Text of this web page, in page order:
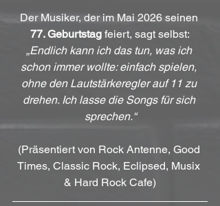
Der Musiker, der im Mai 2026 seinen
77. Geburtstag feiert, sagt selbst:
„Endlich kann ich das tun, was ich
schon immer wollte: einfach spielen,
ohne den Lautstärkeregler auf 11 zu
drehen. Ich lasse die Songs für sich
sprechen.“
(Präsentiert von Rock Antenne, Good
Times, Classic Rock, Eclipsed, Musix
& Hard Rock Cafe)